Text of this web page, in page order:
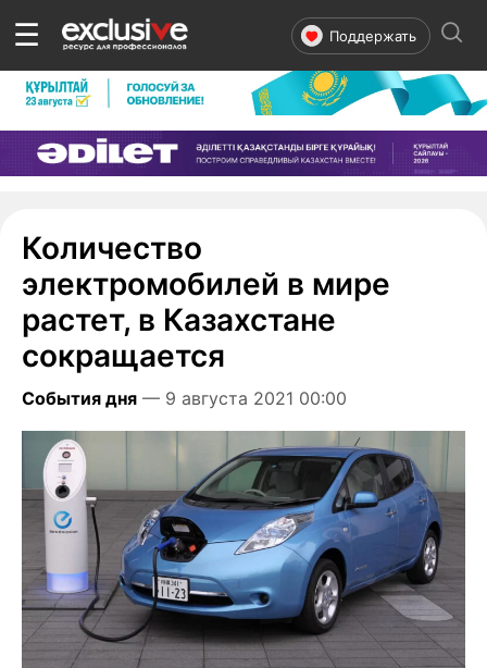
☰ Поддержать
Количество
электромобилей в мире
растет, в Казахстане
сокращается
События дня — 9 августа 2021 00:00